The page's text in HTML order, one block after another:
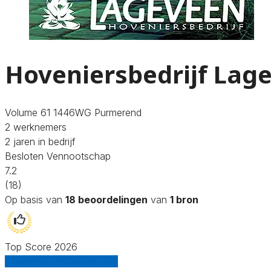
Hoveniersbedrijf
Volume 61 1446WG Purmerend
2 werknemers
2 jaren in bedrijf
Besloten Vennootschap
7.2
(18)
Op basis van 18 beoordelingen van 1 bron
Top Score 2026